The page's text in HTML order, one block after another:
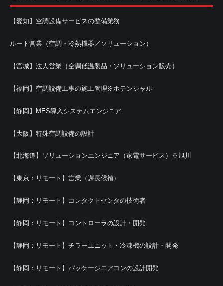
【愛知】空調設備サービスの整備業務
ルート営業（空調・冷熱機器／ソリューション）
【宮城】法人営業（空調低温製品・ソリューション販売）
【福岡】空調設備工事の施工管理※ポテンシャル
【静岡】MES導入システムエンジニア
【大阪】特殊空調設備の設計
【北海道】ソリューションエンジニア（家電サービス）※旭川
【東京：リモート】営業（課長候補）
【静岡：リモート】コンタクトセンタの技術者
【静岡：リモート】コントローラの設計・開発
【静岡：リモート】チラーユニット・冷凍機の設計・開発
【静岡：リモート】パッケージエアコンの設計開発